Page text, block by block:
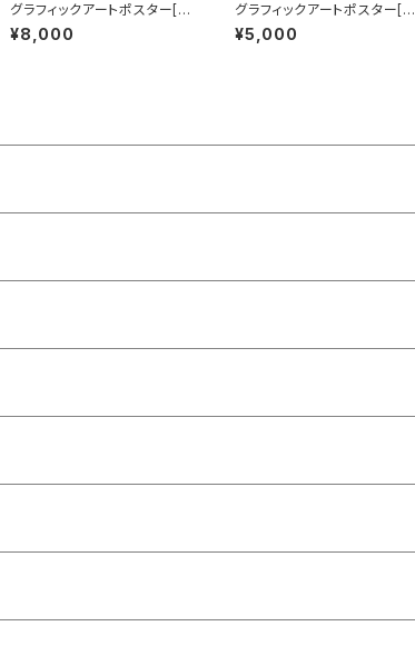
グラフィックアートポスター[U
nnatural Trees] B2サイズ
¥8,000
グラフィックアートポスター[Gl
obal Warming Preventio
n] B2サイズ
¥5,000